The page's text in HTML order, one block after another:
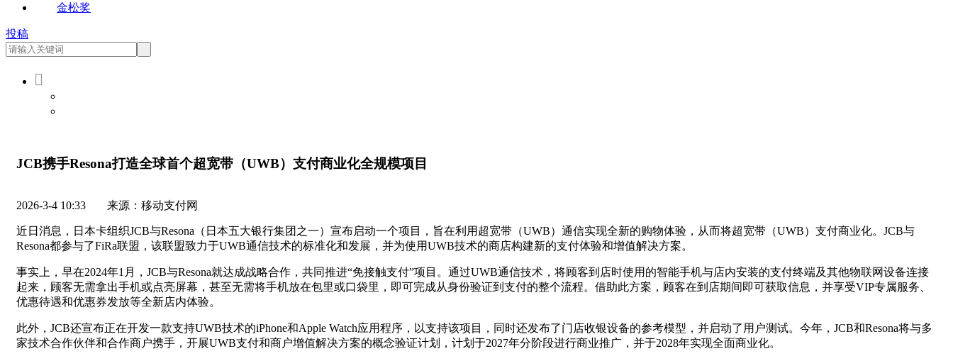
金松奖
投稿

JCB携手Resona打造全球首个超宽带（UWB）支付商业化全规模项目
2026-3-4 10:33 来源：移动支付网
近日消息，日本卡组织JCB与Resona（日本五大银行集团之一）宣布启动一个项目，旨在利用超宽带（UWB）通信实现全新的购物体验，从而将超宽带（UWB）支付商业化。JCB与
Resona都参与了FiRa联盟，该联盟致力于UWB通信技术的标准化和发展，并为使用UWB技术的商店构建新的支付体验和增值解决方案。
事实上，早在2024年1月，JCB与Resona就达成战略合作，共同推进“免接触支付”项目。通过UWB通信技术，将顾客到店时使用的智能手机与店内安装的支付终端及其他物联网设备连接
起来，顾客无需拿出手机或点亮屏幕，甚至无需将手机放在包里或口袋里，即可完成从身份验证到支付的整个流程。借助此方案，顾客在到店期间即可获取信息，并享受VIP专属服务、
优惠待遇和优惠券发放等全新店内体验。
此外，JCB还宣布正在开发一款支持UWB技术的iPhone和Apple Watch应用程序，以支持该项目，同时还发布了门店收银设备的参考模型，并启动了用户测试。今年，JCB和Resona将与多
家技术合作伙伴和合作商户携手，开展UWB支付和商户增值解决方案的概念验证计划，计划于2027年分阶段进行商业推广，并于2028年实现全面商业化。